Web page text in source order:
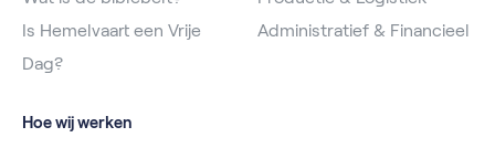
Is Hemelvaart een Vrije
Dag?
Administratief & Financieel
Hoe wij werken